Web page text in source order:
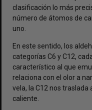
clasificación lo más
número de átomos de
uno.
En este sentido, los
categorías C6 y C12,
característico al que
relaciona con el olor a
vela, la C12 nos
caliente.